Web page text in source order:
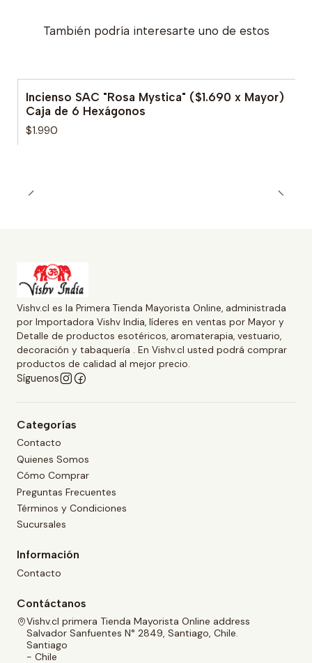
También podría interesarte uno de estos
Incienso SAC "Rosa Mystica" ($1.690 x Mayor)
Caja de 6 Hexágonos
$1.990
Vishv.cl es la Primera Tienda Mayorista Online, administrada
por Importadora Vishv India, líderes en ventas por Mayor y
Detalle de productos esotéricos, aromaterapia, vestuario,
decoración y tabaquería . En Vishv.cl usted podrá comprar
productos de calidad al mejor precio.
Síguenos
Categorías
Contacto
Quienes Somos
Cómo Comprar
Preguntas Frecuentes
Términos y Condiciones
Sucursales
Información
Contacto
Contáctanos
Vishv.cl primera Tienda Mayorista Online address
Salvador Sanfuentes N° 2849, Santiago, Chile.
Santiago
- Chile